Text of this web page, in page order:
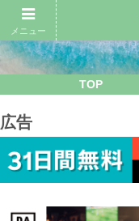
TOP
広告
メニュー